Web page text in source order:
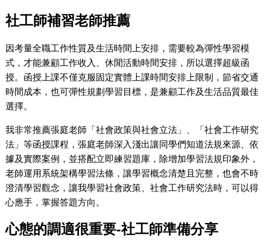
社工師補習老師推薦
因考量全職工作性質及生活時間上安排，需要較為彈性學習模
式，才能兼顧工作收入、休閒活動時間安排，所以選擇超級函
授。函授上課不僅克服固定實體上課時間安排上限制，節省交通
時間成本，也可彈性規劃學習目標，是兼顧工作及生活品質最佳
選擇。
我非常推薦張庭老師「社會政策與社會立法」、「社會工作研究
法」等函授課程，張庭老師深入淺出讓同學們知道法規來源、依
據及實際案例，並搭配立即練習題庫，除增加學習法規印象外，
老師運用系統架構學習法條，讓學習概念清楚且完整，也會不時
澄清學習觀念，讓我學習社會政策、社會工作研究法時，可以得
心應手，掌握答題方向。
心態的調適很重要-社工師準備分享